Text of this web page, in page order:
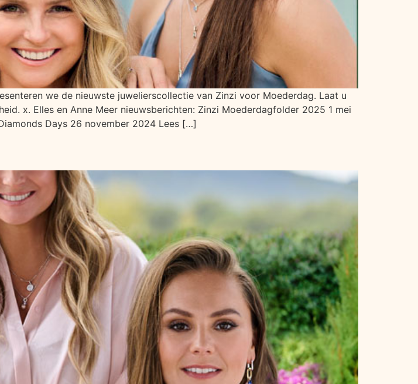
we de nieuwste juwelierscollectie van Zinzi voor Moederdag. Laat u
x. Elles en Anne Meer nieuwsberichten: Zinzi Moederdagfolder 2025 1 mei
Days 26 november 2024 Lees […]